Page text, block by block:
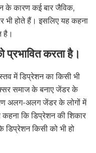
के कारण कई बार जैविक,
भी होते हैं। इसलिए यह कहना
है।
प्रभावित करता है।
में डिप्रेशन का किसी भी
समाज के बनाए जेंडर के
अलग-अलग जेंडर के लोगों में
कि डिप्रेशन की शिकार
डिप्रेशन किसी को भी हो